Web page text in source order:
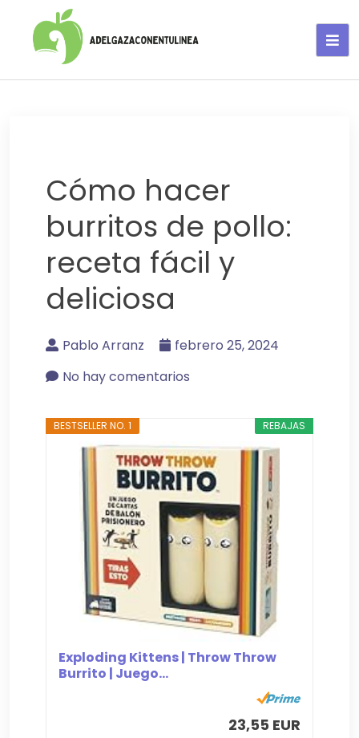
Cómo hacer
burritos de pollo:
receta fácil y
deliciosa
Pablo Arranz
febrero 25, 2024
No hay comentarios
REBAJAS
BESTSELLER NO. 1
Exploding Kittens | Throw Throw
Burrito | Juego...
23,55 EUR